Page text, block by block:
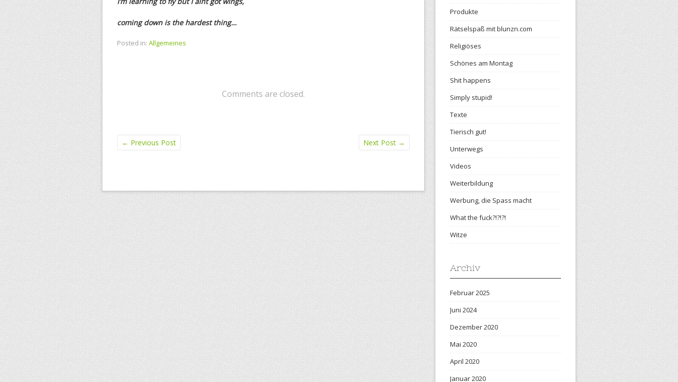
coming down is the hardest thing…
Posted in: Allgemeines
Comments are closed.
← Previous Post Next Post →
Produkte
Rätselspaß mit blunzn.com
Religiöses
Schönes am Montag
Shit happens
Simply stupid!
Texte
Tierisch gut!
Unterwegs
Videos
Weiterbildung
Werbung, die Spass macht
What the fuck?!?!?!
Witze
Archiv
Februar 2025
Juni 2024
Dezember 2020
Mai 2020
April 2020
Januar 2020